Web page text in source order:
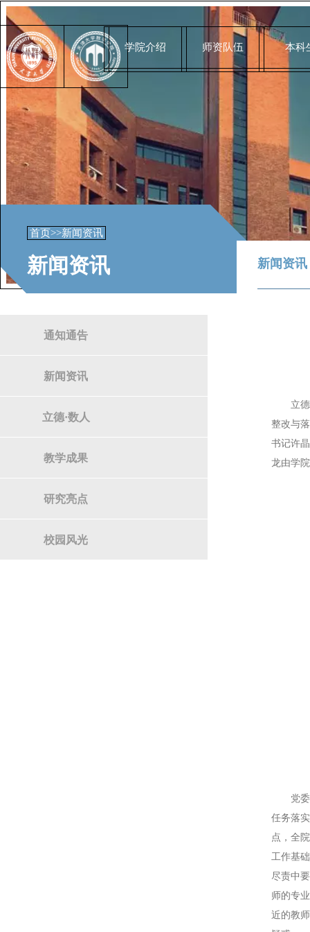
学院介绍 师资队伍 本科
首页>>新闻资讯
新闻资讯
通知通告
新闻资讯
立德·数人
教学成果
研究亮点
校园风光
新闻资讯
立
整改与
书记许
龙由学
党
任务落
点，全
工作基
尽责中
师的专
近的教